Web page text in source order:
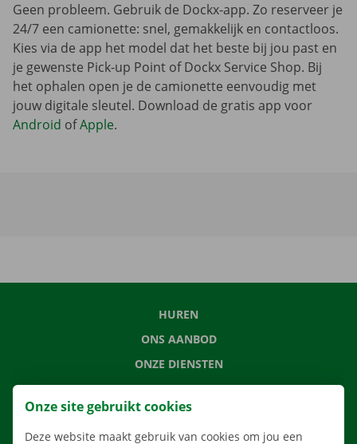
Geen probleem. Gebruik de Dockx-app. Zo reserveer je
24/7 een camionette: snel, gemakkelijk en contactloos.
Kies via de app het model dat het beste bij jou past en
je gewenste Pick-up Point of Dockx Service Shop. Bij
het ophalen open je de camionette eenvoudig met
jouw digitale sleutel. Download de gratis app voor
Android ofApple.
HUREN
ONS AANBOD
ONZE DIENSTEN
LOCATIES
APP
VERHUISOPLOSSINGEN
Onze site gebruikt cookies
Deze website maakt gebruik van cookies om jou een